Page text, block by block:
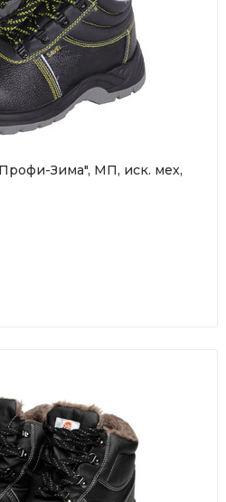
Зима", МП, иск. мех,